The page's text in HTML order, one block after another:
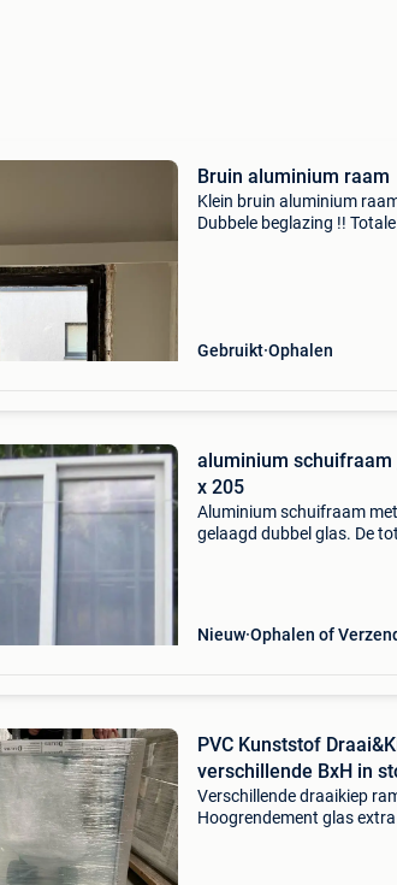
Bruin aluminium raam
Klein bruin aluminium
Dubbele beglazing !!
Gebruikt Ophalen
aluminium
x 205
Aluminium schuifraam
gelaagd dubbel glas. De
Nieuw Ophalen of
PVC Kunststof
verschillende BxH in
Verschillende draaikiep
Hoogrendement glas